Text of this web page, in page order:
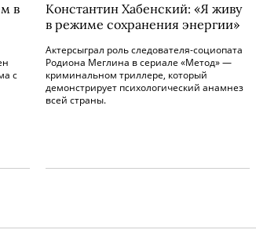
в
с
Константин Хабенский: «Я живу
в режиме сохранения энергии»
Актерсыграл роль следователя-социопата
Родиона Меглина в сериале «Метод» —
криминальном триллере, который
демонстрирует психологический анамнез
всей страны.